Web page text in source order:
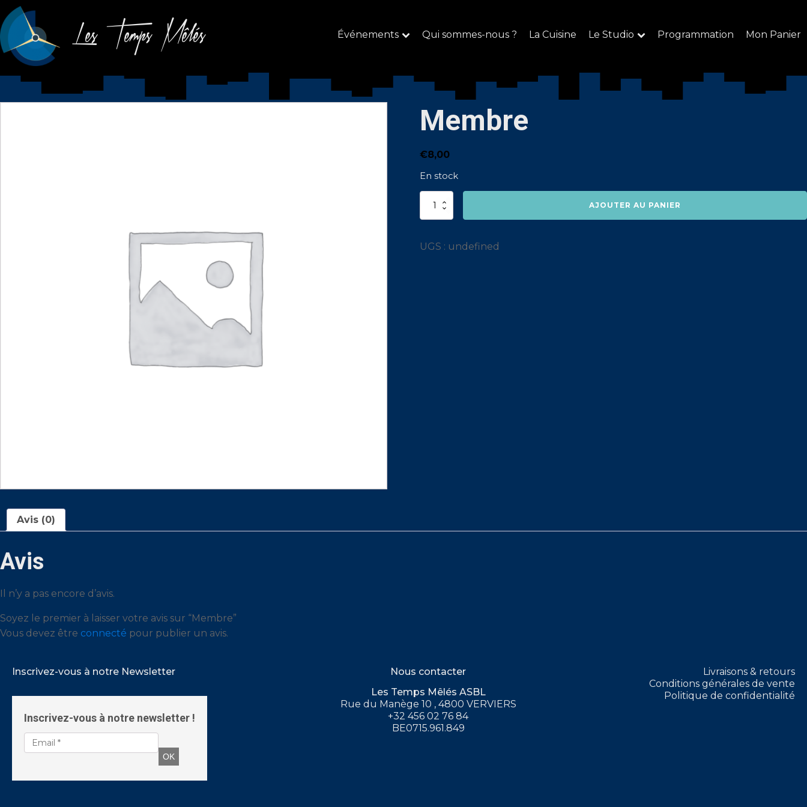
Les Temps Mêlés Événements Qui sommes-nous ? La Cuisine Le Studio Programmation Mon Panier
Membre
€8,00
En stock
quantité
Membre
AJOUTER AU PANIER
UGS : undefined
Avis (0)
Avis
Il n’y a pas encore d’avis.
Soyez le premier à laisser votre avis sur “Membre”
Vous devez être connecté pour publier un avis.
Inscrivez-vous à notre Newsletter
Inscrivez-vous à notre newsletter !
Nous contacter
Les Temps Mêlés ASBL
Rue du Manège 10 , 4800 VERVIERS
+32 456 02 76 84
BE0715.961.849
Livraisons & retours
Conditions générales de vente
Politique de confidentialité